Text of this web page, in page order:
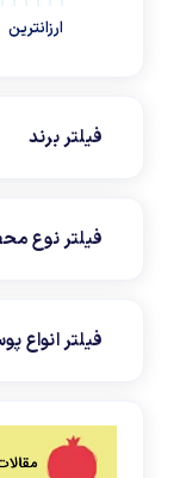
ارزانترین
فیلتر برند
فیلتر نوع
فیلتر انواع